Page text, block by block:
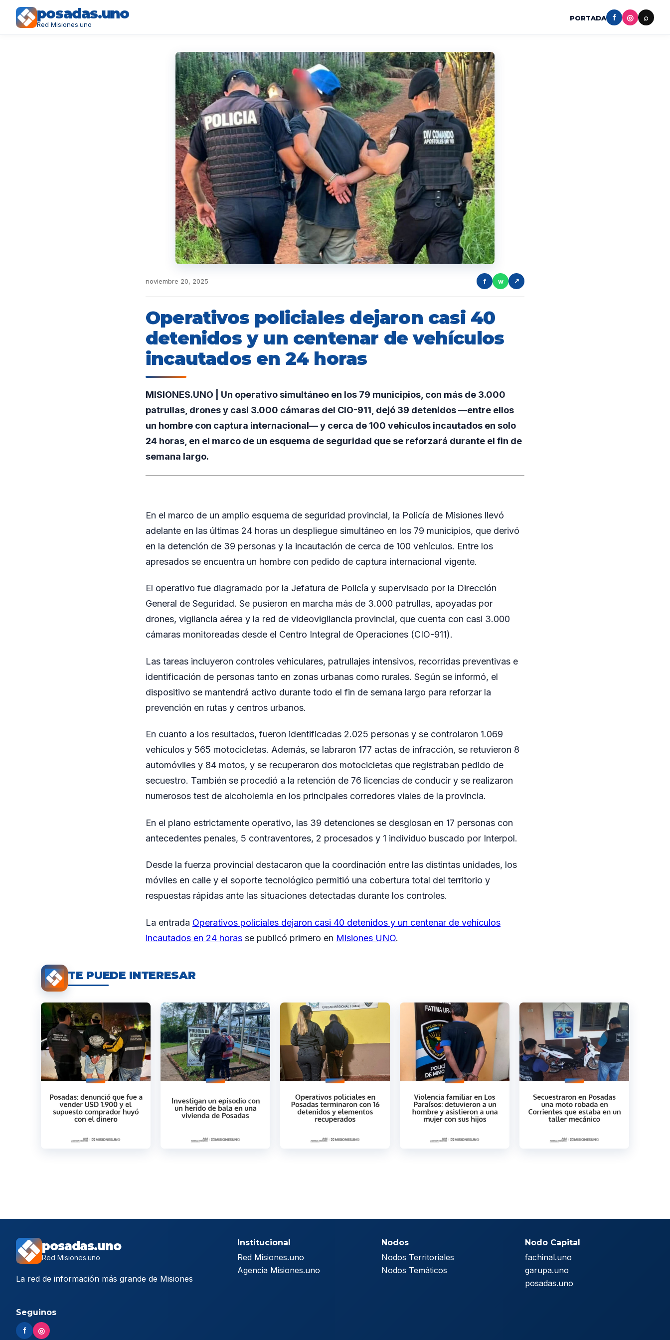
posadas.uno
Red Misiones.uno
PORTADA f ◎ ⌕
noviembre 20, 2025 f w ↗
Operativos policiales dejaron casi 40
detenidos y un centenar de vehículos
incautados en 24 horas
MISIONES.UNO | Un operativo simultáneo en los 79 municipios, con más de 3.000
patrullas, drones y casi 3.000 cámaras del CIO-911, dejó 39 detenidos —entre ellos
un hombre con captura internacional— y cerca de 100 vehículos incautados en solo
24 horas, en el marco de un esquema de seguridad que se reforzará durante el fin de
semana largo.
En el marco de un amplio esquema de seguridad provincial, la Policía de Misiones llevó
adelante en las últimas 24 horas un despliegue simultáneo en los 79 municipios, que derivó
en la detención de 39 personas y la incautación de cerca de 100 vehículos. Entre los
apresados se encuentra un hombre con pedido de captura internacional vigente.
El operativo fue diagramado por la Jefatura de Policía y supervisado por la Dirección
General de Seguridad. Se pusieron en marcha más de 3.000 patrullas, apoyadas por
drones, vigilancia aérea y la red de videovigilancia provincial, que cuenta con casi 3.000
cámaras monitoreadas desde el Centro Integral de Operaciones (CIO-911).
Las tareas incluyeron controles vehiculares, patrullajes intensivos, recorridas preventivas e
identificación de personas tanto en zonas urbanas como rurales. Según se informó, el
dispositivo se mantendrá activo durante todo el fin de semana largo para reforzar la
prevención en rutas y centros urbanos.
En cuanto a los resultados, fueron identificadas 2.025 personas y se controlaron 1.069
vehículos y 565 motocicletas. Además, se labraron 177 actas de infracción, se retuvieron 8
automóviles y 84 motos, y se recuperaron dos motocicletas que registraban pedido de
secuestro. También se procedió a la retención de 76 licencias de conducir y se realizaron
numerosos test de alcoholemia en los principales corredores viales de la provincia.
En el plano estrictamente operativo, las 39 detenciones se desglosan en 17 personas con
antecedentes penales, 5 contraventores, 2 procesados y 1 individuo buscado por Interpol.
Desde la fuerza provincial destacaron que la coordinación entre las distintas unidades, los
móviles en calle y el soporte tecnológico permitió una cobertura total del territorio y
respuestas rápidas ante las situaciones detectadas durante los controles.
La entrada Operativos policiales dejaron casi 40 detenidos y un centenar de vehículos
incautados en 24 horas se publicó primero en Misiones UNO.
TE PUEDE INTERESAR
posadas.uno
Red Misiones.uno
La red de información más grande de Misiones
Institucional
Red Misiones.uno
Agencia Misiones.uno
Nodos
Nodos Territoriales
Nodos Temáticos
Nodo Capital
fachinal.uno
garupa.uno
posadas.uno
Seguinos
f ◎